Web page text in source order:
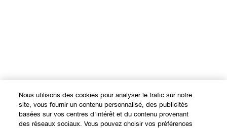
Nous utilisons des cookies pour analyser le trafic sur notre
site, vous fournir un contenu personnalisé, des publicités
basées sur vos centres d'intérêt et du contenu provenant
des réseaux sociaux. Vous pouvez choisir vos préférences